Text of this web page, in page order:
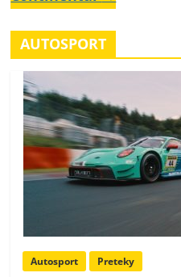
AUTOSPORT
Autosport Preteky